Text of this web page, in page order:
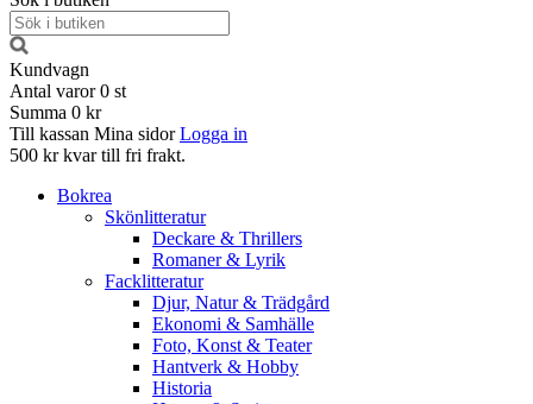
Kundvagn
Antal varor 0 st
Summa 0 kr
Till kassan Mina sidor Logga in
500 kr kvar till fri frakt.
Bokrea
Skönlitteratur
Deckare & Thrillers
Romaner & Lyrik
Facklitteratur
Djur, Natur & Trädgård
Ekonomi & Samhälle
Foto, Konst & Teater
Hantverk & Hobby
Historia